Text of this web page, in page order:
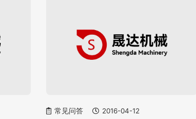
常见问答 2016-04-12